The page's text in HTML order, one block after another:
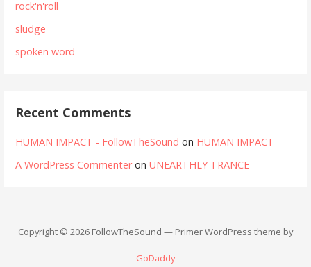
rock'n'roll
sludge
spoken word
Recent Comments
HUMAN IMPACT - FollowTheSound on HUMAN IMPACT
A WordPress CommenteronUNEARTHLY TRANCE
Copyright © 2026 FollowTheSound — Primer WordPress theme by
GoDaddy